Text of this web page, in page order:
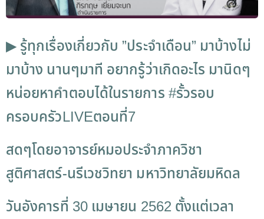
▶รู้ทุกเรื่องเกี่ยวกับ ”ประจำเดือน” มาบ้างไม่
มาบ้าง นานๆมาที อยากรู้ว่าเกิดอะไร มานิดๆ
หน่อยหาคำตอบได้ในรายการ#รั้วรอบ
ครอบครัวLIVEตอนที่7
สดๆโดยอาจารย์หมอประจำภาควิชา
สูติศาสตร์-นรีเวชวิทยา มหาวิทยาลัยมหิดล
วันอังคารที่ 30 เมษายน 2562 ตั้งแต่เวลา